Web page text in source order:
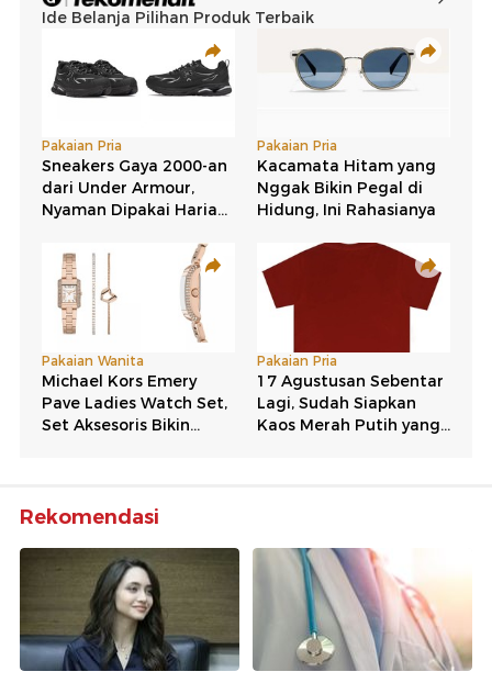
Rekomendasi